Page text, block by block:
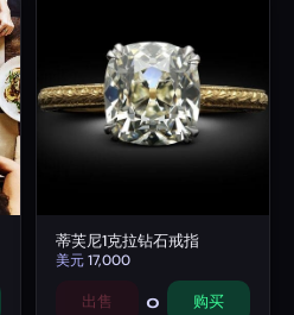
蒂芙尼1克拉钻石戒指
美元17,000
出售 0 购买